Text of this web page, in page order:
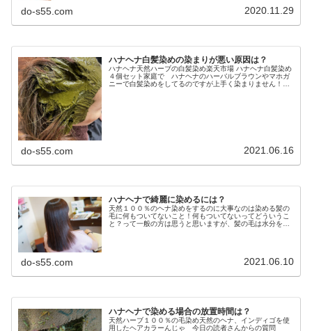
do-s55.com 2020.11.29
ハナヘナ白髪染めの染まりが悪い原因は？
ハナヘナ天然ハーブの白髪染め楽天市場 ハナヘナ白髪染め
４個セット家庭で ハナヘナのハーバルブラウンやマホガ
ニーで白髪染めをしてるのですが上手く染まりません！？
do-s55.com 2021.06.16
ハナヘナで綺麗に染めるには？
天然１００％のヘナ染めをするのに大事なのは染める髪の
毛に何もついてないこと！何もついてないってどういうこ
と？って一般の方は思うと思いますが、髪の毛は水分を吸
do-s55.com 2021.06.10
ハナヘナで染める場合の放置時間は？
天然ハーブ１００％の毛染め天然のヘナ、インディゴを使
用したヘアカラーんじゃ 今日の読者さんからの質問